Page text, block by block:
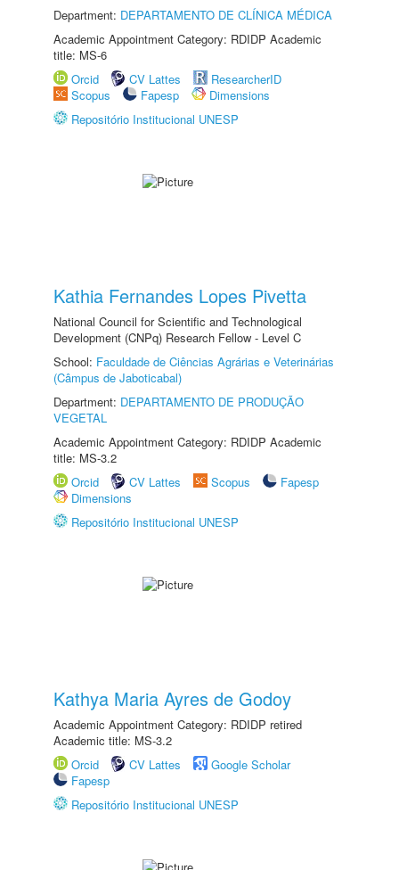
Department: DEPARTAMENTO DE CLÍNICA MÉDICA
Academic Appointment Category: RDIDP Academic
title: MS-6
Orcid
CV Lattes
ResearcherID
Scopus
Fapesp
Dimensions
Repositório Institucional UNESP
Kathia Fernandes Lopes Pivetta
National Council for Scientific and Technological
Development (CNPq) Research Fellow - Level C
School: Faculdade de Ciências Agrárias e Veterinárias
(Câmpus de Jaboticabal)
Department: DEPARTAMENTO DE PRODUÇÃO
VEGETAL
Academic Appointment Category: RDIDP Academic
title: MS-3.2
Orcid
CV Lattes Scopus
Fapesp
Dimensions
Repositório Institucional UNESP
Kathya Maria Ayres de Godoy
Academic Appointment Category: RDIDP retired
Academic title: MS-3.2
Orcid
CV Lattes
Google Scholar
Fapesp
Repositório Institucional UNESP